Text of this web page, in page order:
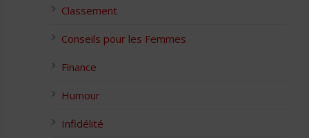
Classement
Conseils pour les Femmes
Finance
Humour
Infidélité